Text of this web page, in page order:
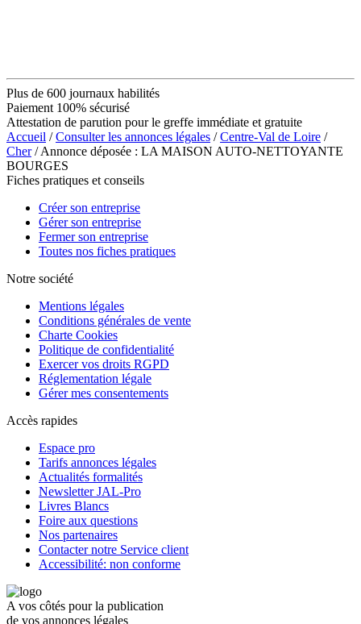
Plus de 600 journaux habilités
Paiement 100% sécurisé
Attestation de parution pour le greffe immédiate et gratuite
Accueil /Consulter les annonces légales /Centre-Val de Loire /
Cher/ Annonce déposée : LA MAISON AUTO-NETTOYANTE
BOURGES
Fiches pratiques et conseils
Créer son entreprise
Gérer son entreprise
Fermer son entreprise
Toutes nos fiches pratiques
Notre société
Mentions légales
Conditions générales de vente
Charte Cookies
Politique de confidentialité
Exercer vos droits RGPD
Réglementation légale
Gérer mes consentements
Accès rapides
Espace pro
Tarifs annonces légales
Actualités formalités
Newsletter JAL-Pro
Livres Blancs
Foire aux questions
Nos partenaires
Contacter notre Service client
Accessibilité: non conforme
A vos côtés pour la publication
de vos annonces légales